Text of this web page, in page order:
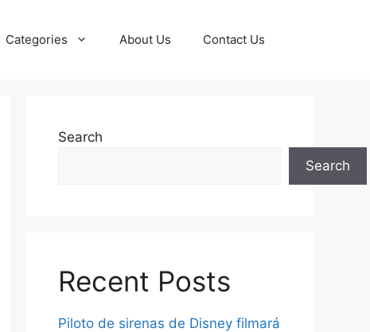
Categories About Us Contact Us
Search
Search
Recent Posts
Piloto de sirenas de Disney filmará